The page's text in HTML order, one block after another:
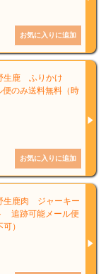
生鹿 ふりかけ
のみ送料無料（時
生鹿肉 ジャーキー
追跡可能メール便
）